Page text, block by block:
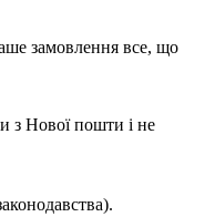
замовлення все, що
з Нової пошти і не